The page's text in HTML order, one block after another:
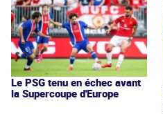
Le PSG tenu en échec avant
la Supercoupe d'Europe